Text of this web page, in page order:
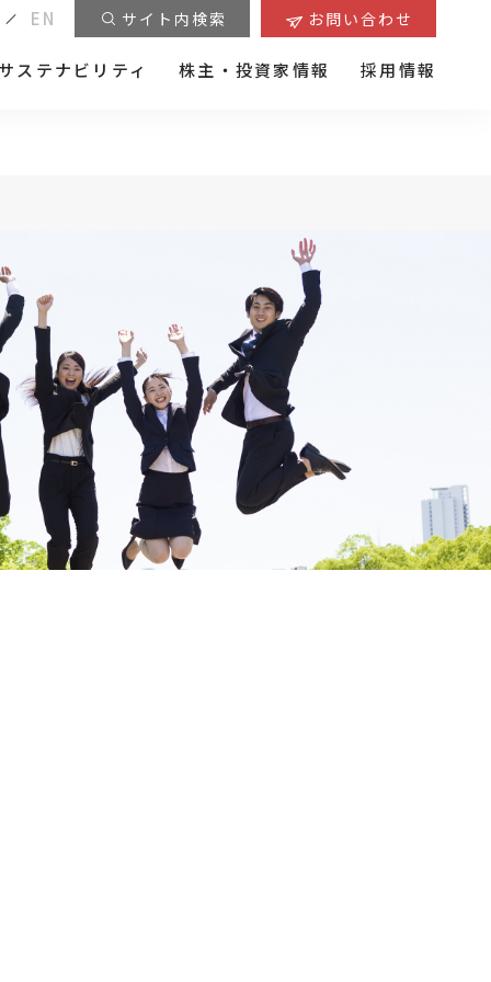
EN サイト内検索 お問い合わせ
サステナビリティ 株主・投資家情報 採用情報